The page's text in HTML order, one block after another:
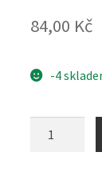
84,00 Kč
-4